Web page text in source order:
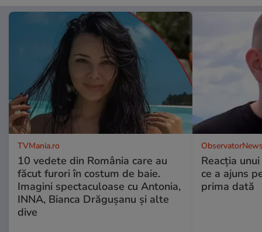
TVMania.ro
10 vedete din România care au
făcut furori în costum de baie.
Imagini spectaculoase cu Antonia,
INNA, Bianca Drăgușanu și alte
dive
Reacția
ce a ajuns
prima dată